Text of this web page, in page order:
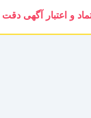
و اعتبار آگهی دقت